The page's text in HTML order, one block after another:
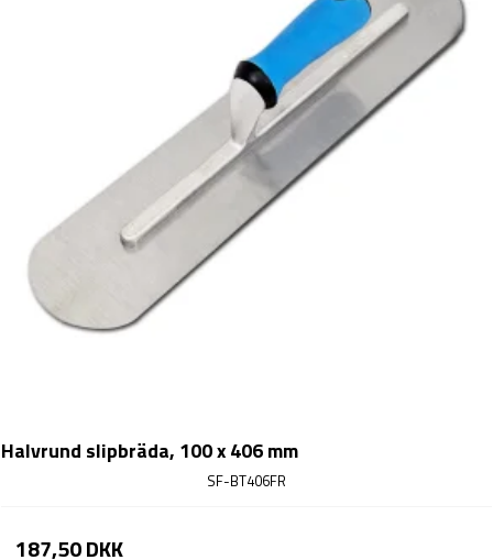
Halvrund slipbräda, 100 x 406 mm
SF-BT406FR
187,50 DKK